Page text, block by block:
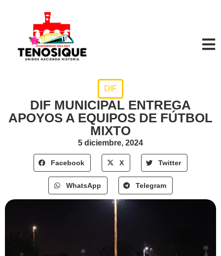
DIF
DIF MUNICIPAL ENTREGA
APOYOS A EQUIPOS DE FÚTBOL
MIXTO
5 diciembre, 2024
Facebook X Twitter
WhatsApp Telegram